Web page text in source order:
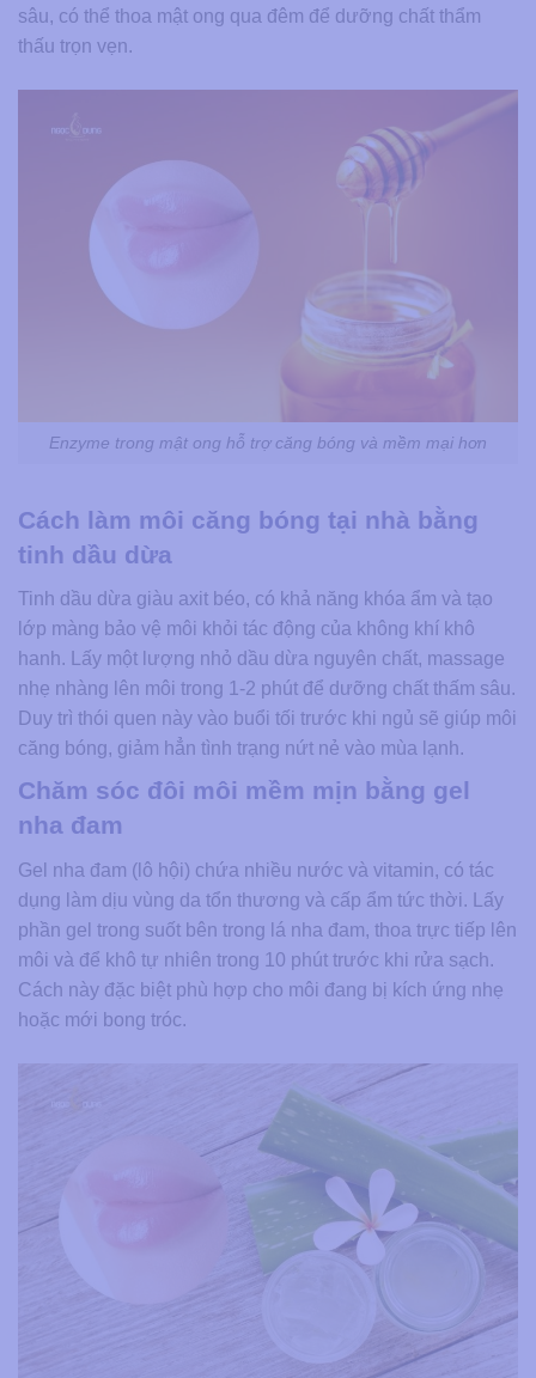
sâu, có thể thoa mật ong qua đêm để dưỡng chất thẩm
thấu trọn vẹn.
Enzyme trong mật ong hỗ trợ căng bóng và mềm mại hơn
Cách làm môi căng bóng tại nhà bằng
tinh dầu dừa
Tinh dầu dừa giàu axit béo, có khả năng khóa ẩm và tạo
lớp màng bảo vệ môi khỏi tác động của không khí khô
hanh. Lấy một lượng nhỏ dầu dừa nguyên chất, massage
nhẹ nhàng lên môi trong 1-2 phút để dưỡng chất thấm sâu.
Duy trì thói quen này vào buổi tối trước khi ngủ sẽ giúp môi
căng bóng, giảm hẳn tình trạng nứt nẻ vào mùa lạnh.
Chăm sóc đôi môi mềm mịn bằng gel
nha đam
Gel nha đam (lô hội) chứa nhiều nước và vitamin, có tác
dụng làm dịu vùng da tổn thương và cấp ẩm tức thời. Lấy
phần gel trong suốt bên trong lá nha đam, thoa trực tiếp lên
môi và để khô tự nhiên trong 10 phút trước khi rửa sạch.
Cách này đặc biệt phù hợp cho môi đang bị kích ứng nhẹ
hoặc mới bong tróc.